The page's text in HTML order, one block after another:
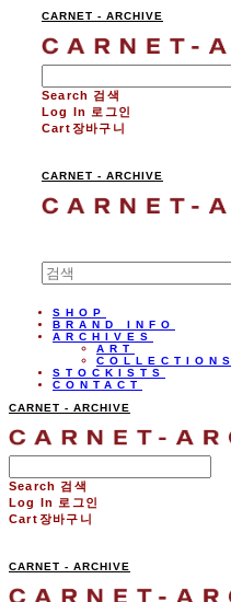
CARNET - ARCHIVE
Search 검색
Log In
로그인
Cart장바구니
CARNET - ARCHIVE
SHOP
BRAND INFO
ARCHIVES
ART
COLLECTIONS
STOCKISTS
CONTACT
CARNET - ARCHIVE
Search 검색
Log In 로그인
Cart장바구니
CARNET - ARCHIVE